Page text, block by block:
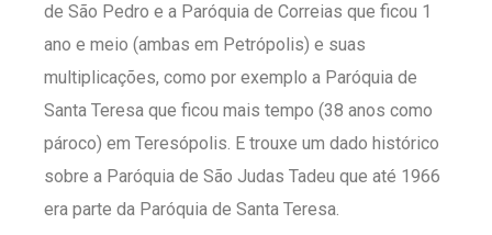
de São Pedro e a Paróquia de Correias que ficou 1
ano e meio (ambas em Petrópolis) e suas
multiplicações, como por exemplo a Paróquia de
Santa Teresa que ficou mais tempo (38 anos como
pároco) em Teresópolis. E trouxe um dado histórico
sobre a Paróquia de São Judas Tadeu que até 1966
era parte da Paróquia de Santa Teresa.